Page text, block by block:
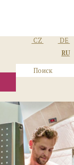
CZ DE
RU